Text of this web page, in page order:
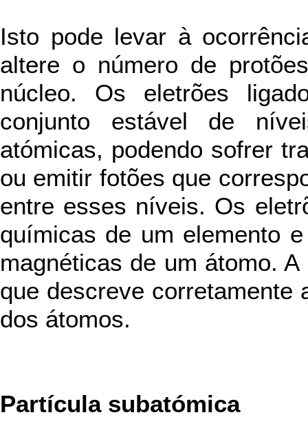
Isto pode levar à
altere o número de
núcleo. Os eletrões
conjunto estável de
atómicas, podendo sofrer
ou emitir fotões que
entre esses níveis. Os
químicas de um elemento
magnéticas de um átomo.
que descreve corretamente
dos átomos.
Partícula subatómica